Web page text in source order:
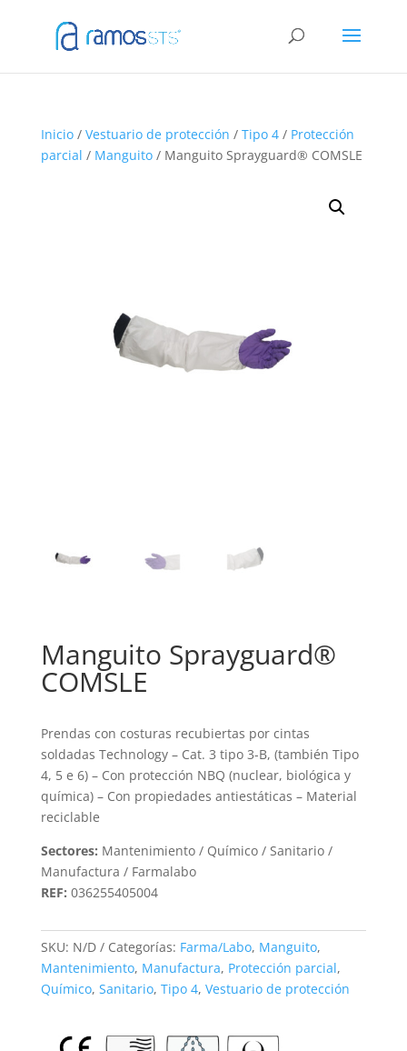
Inicio/ Vestuario de protección / Tipo 4/ Protección
parcial / Manguito/ Manguito Sprayguard® COMSLE
Manguito Sprayguard®
COMSLE
Prendas con costuras recubiertas por cintas
soldadas Technology – Cat. 3 tipo 3-B, (también Tipo
4, 5 e 6) – Con protección NBQ (nuclear, biológica y
química) – Con propiedades antiestáticas – Material
reciclable
Sectores: Mantenimiento / Químico / Sanitario /
Manufactura / Farmalabo
REF: 036255405004
SKU: N/D Categorías: Farma/Labo, Manguito,
Mantenimiento, Manufactura, Protección parcial,
Químico, Sanitario, Tipo 4, Vestuario de protección